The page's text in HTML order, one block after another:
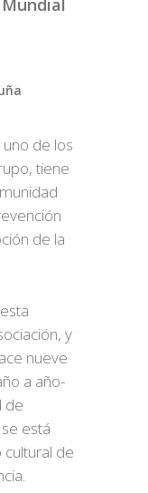
de los
tiene
de la
y
nueve
a año-
de
está
de